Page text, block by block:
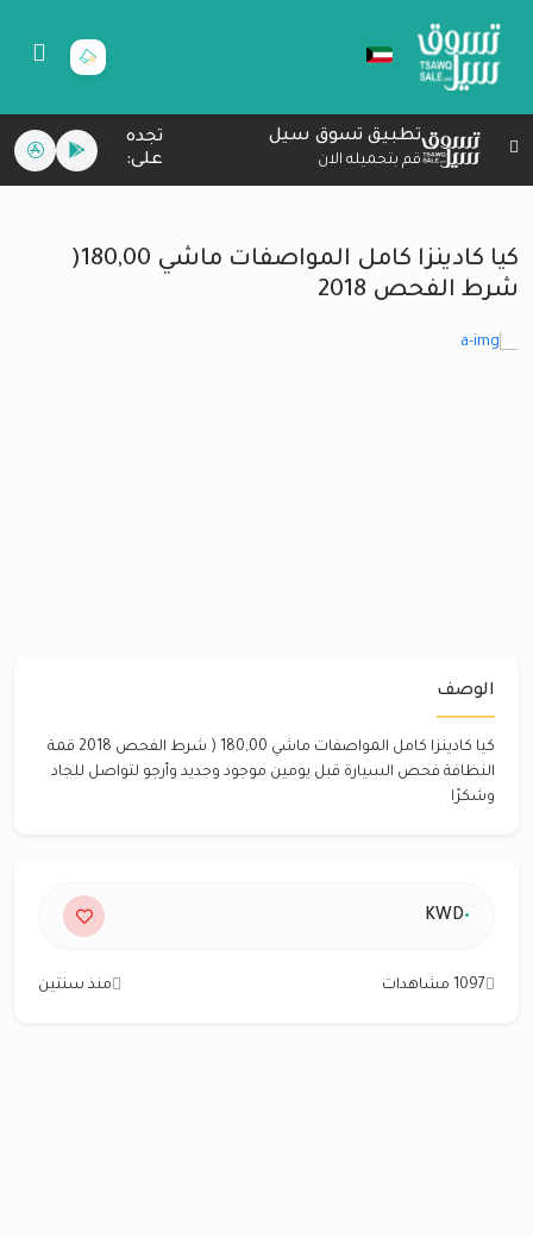
تطبيق تسوق سيل
قم بتحميله الان
تجده
على:
كيا كادينزا كامل المواصفات ماشي 180,00(
شرط الفحص 2018
الوصف
كيا كادينزا كامل المواصفات ماشي 180,00 ( شرط الفحص 2018 قمة
النظافة فحص السيارة قبل يومين موجود وجديد وأرجو لتواصل للجاد
وشكرًا
٠KWD
1097 مشاهدات منذ سنتين